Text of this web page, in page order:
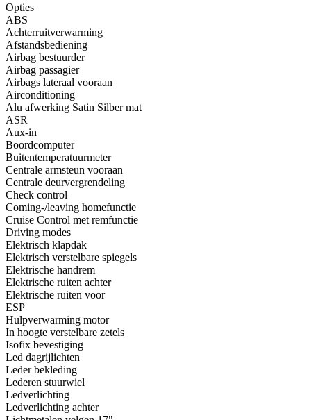
Opties
ABS
Achterruitverwarming
Afstandsbediening
Airbag bestuurder
Airbag passagier
Airbags lateraal vooraan
Airconditioning
Alu afwerking Satin Silber mat
ASR
Aux-in
Boordcomputer
Buitentemperatuurmeter
Centrale armsteun vooraan
Centrale deurvergrendeling
Check control
Coming-/leaving homefunctie
Cruise Control met remfunctie
Driving modes
Elektrisch klapdak
Elektrisch verstelbare spiegels
Elektrische handrem
Elektrische ruiten achter
Elektrische ruiten voor
ESP
Hulpverwarming motor
In hoogte verstelbare zetels
Isofix bevestiging
Led dagrijlichten
Leder bekleding
Lederen stuurwiel
Ledverlichting
Ledverlichting achter